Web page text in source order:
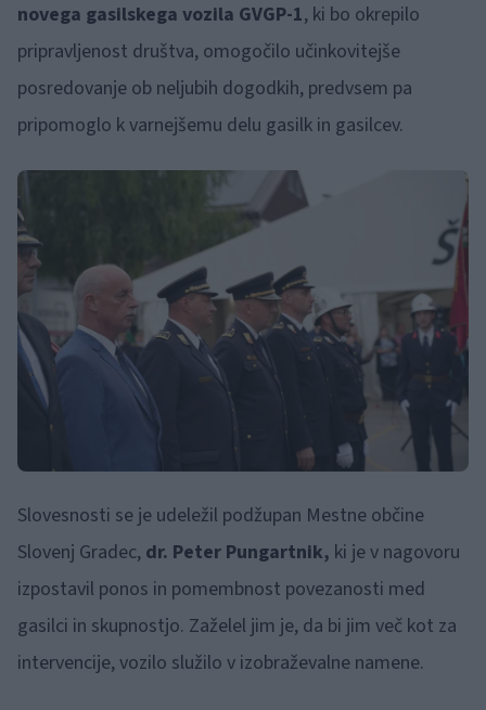
novega gasilskega vozila GVGP-1, ki bo okrepilo
pripravljenost društva, omogočilo učinkovitejše
posredovanje ob neljubih dogodkih, predvsem pa
pripomoglo k varnejšemu delu gasilk in gasilcev.
Slovesnosti se je udeležil podžupan Mestne občine
Slovenj Gradec, dr. Peter Pungartnik, ki je v nagovoru
izpostavil ponos in pomembnost povezanosti med
gasilci in skupnostjo. Zaželel jim je, da bi jim več kot za
intervencije, vozilo služilo v izobraževalne namene.